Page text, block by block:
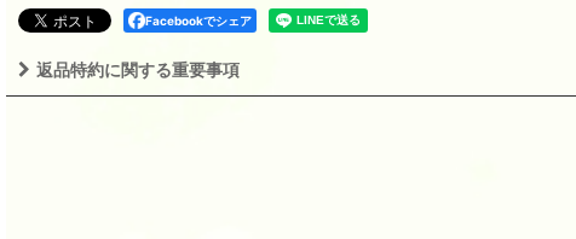
Facebookでシェア
返品特約に関する重要事項